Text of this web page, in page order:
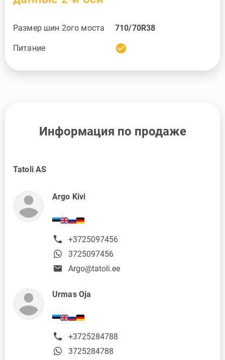
Размер шин 2ого моста 710/70R38
Питание check_circle
Информация по продаже
Tatoli AS
Argo Kivi
+3725097456
3725097456
Argo@tatoli.ee
Urmas Oja
+3725284788
3725284788